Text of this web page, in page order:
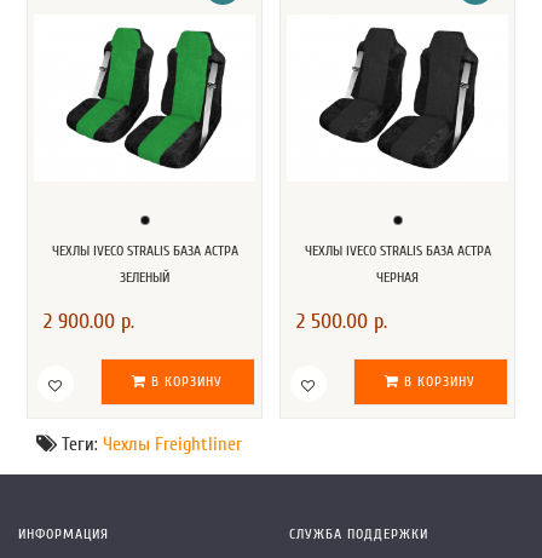
ЧЕХЛЫ IVECO STRALIS БАЗА АСТРА
ЗЕЛЕНЫЙ
2 900.00 р.
В КОРЗИНУ
ЧЕХЛЫ IVECO STRALIS БАЗА АСТРА
ЧЕРНАЯ
2 500.00 р.
В КОРЗИНУ
Теги: Чехлы Freightliner
ИНФОРМАЦИЯ СЛУЖБА ПОДДЕРЖКИ